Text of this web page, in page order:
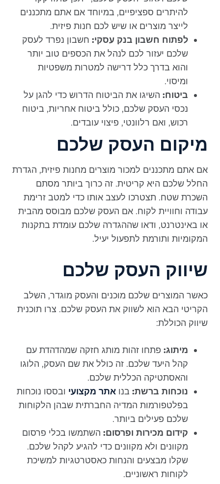
להיתרים ספציפיים, במיוחד אם אתם מתכננים
לייצר מוצרים או שיש לכם חנות פיזית.
לפתוח חשבון בנק עסקי:חשבון נפרד לעסק
שלכם יעזור לכם לנהל את הכספים טוב יותר
והוא בדרך כלל דרישה למטרות משפטיות
ומיסוי.
ביטוח:השיגו את הביטוח הדרוש כדי להגן על
נכסי העסק שלכם, כולל ביטוח אחריות, ביטוח
רכוש, ואם רלוונטי, פיצוי עובדים.
מיקום העסק שלכם
אם אתם מתכננים למכור מוצרים מחנות פיזית, הגדרת
החלל שלכם היא קריטית. זה כרוך ביותר מסתם
השכרת שטח. תצטרכו לעצב אותו כדי למטב זרימת
עבודה וחוויית לקוח. אם העסק שלכם מבוסס מהבית
או באינטרנט, ודאו שההגדרה שלכם עומדת בתקנות
המקומיות ותורמת לתפעול יעיל.
שיווק העסק שלכם
כאשר המוצרים שלכם מוכנים והעסק מוגדר, השלב
הקריטי הבא הוא לשווק את העסק שלכם. צרו תוכנית
שיווק הכוללת:
מיתוג:פתחו זהות מותג חזקה שמהדהדת עם
קהל היעד שלכם. זה כולל את שם העסק, הלוגו
והאסתטיקה הכללית שלכם.
נוכחות ברשת:בנואתר מקצועיובססו נוכחות
בפלטפורמות המדיה החברתית שבהן הלקוחות
שלכם פעילים ביותר.
קידום מכירות ופרסום:השתמשו בכלי פרסום
מקוונים ולא מקוונים כדי להגיע לקהל שלכם.
שקלו מבצעים והנחות כאסטרטגיות למשיכת
לקוחות ראשוניים.